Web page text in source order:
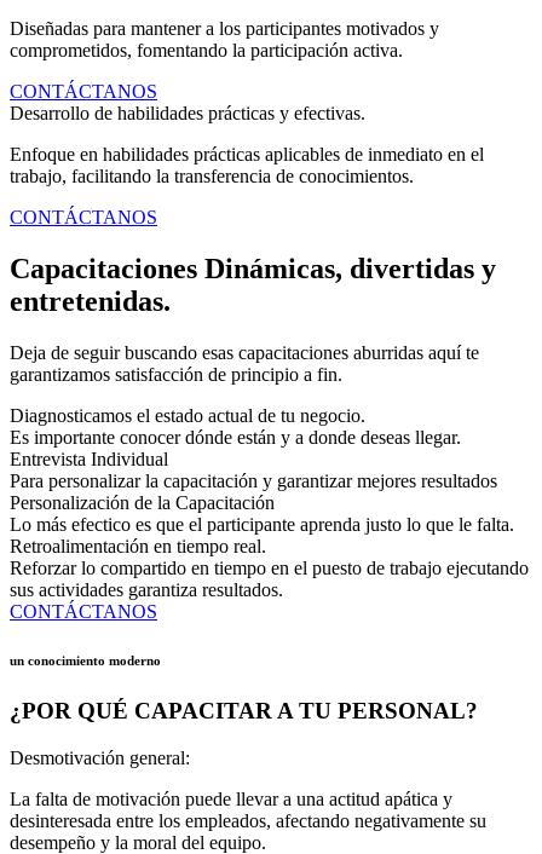
Diseñadas para mantener a los participantes motivados y
comprometidos, fomentando la participación activa.
CONTÁCTANOS
Desarrollo de habilidades prácticas y efectivas.
Enfoque en habilidades prácticas aplicables de inmediato en el
trabajo, facilitando la transferencia de conocimientos.
CONTÁCTANOS
Capacitaciones Dinámicas, divertidas y
entretenidas.
Deja de seguir buscando esas capacitaciones aburridas aquí te
garantizamos satisfacción de principio a fin.
Diagnosticamos el estado actual de tu negocio.
Es importante conocer dónde están y a donde deseas llegar.
Entrevista Individual
Para personalizar la capacitación y garantizar mejores resultados
Personalización de la Capacitación
Lo más efectico es que el participante aprenda justo lo que le falta.
Retroalimentación en tiempo real.
Reforzar lo compartido en tiempo en el puesto de trabajo ejecutando
sus actividades garantiza resultados.
CONTÁCTANOS
un conocimiento moderno
¿POR QUÉ CAPACITAR A TU PERSONAL?
Desmotivación general:
La falta de motivación puede llevar a una actitud apática y
desinteresada entre los empleados, afectando negativamente su
desempeño y la moral del equipo.